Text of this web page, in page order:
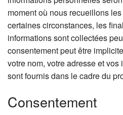
moment où nous recueillons
certaines circonstances, les
informations sont collectées
consentement peut être
votre nom, votre adresse et
sont fournis dans le cadre du
Consentement